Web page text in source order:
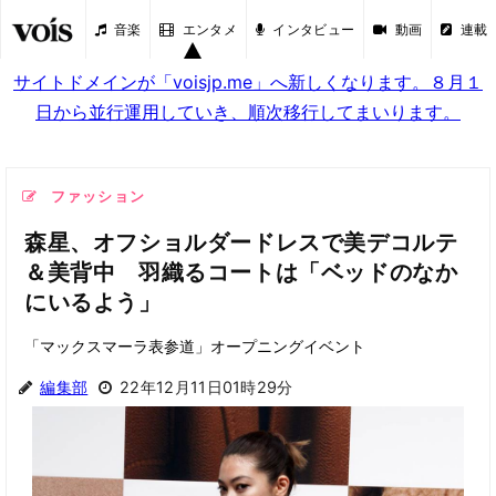
音楽 エンタメ インタビュー 動画 連載
サイトドメインが「voisjp.me」へ新しくなります。８月１
日から並行運用していき、順次移行してまいります。
ファッション
森星、オフショルダードレスで美デコルテ
＆美背中 羽織るコートは「ベッドのなか
にいるよう」
「マックスマーラ表参道」オープニングイベント
編集部 22年12月11日01時29分